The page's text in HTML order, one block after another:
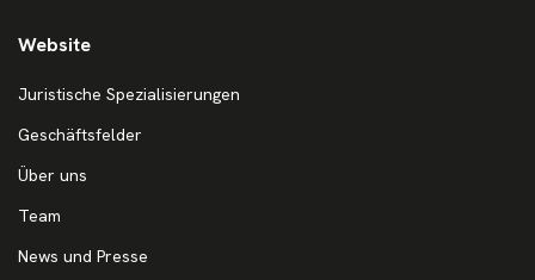
Website
Juristische Spezialisierungen
Geschäftsfelder
Über uns
Team
News und Presse